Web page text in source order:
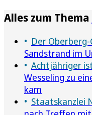
Alles zum Thema
Der
Sandstrand im
Achtjähriger
Wesseling zu
kam
Staatskanzlei